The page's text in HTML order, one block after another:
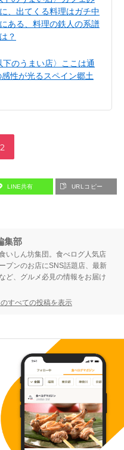
、出てくる料理はガチ中
ある、料理の鉄人の系譜
？
下のうまい店〉ここは通
性が光るスペイン郷土
ペ
ジ
2
LINE共有 URLコピー
集部
いしん坊集団。食べログ人気店
プンのお店にSNS話題店、最新
ど、グルメ必見の情報をお届け
すべての投稿を表示